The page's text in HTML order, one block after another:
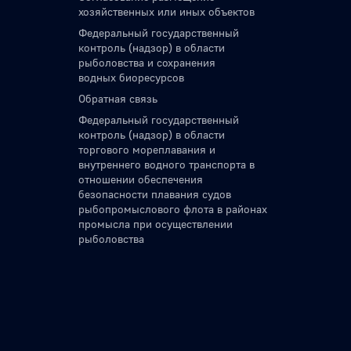
хозяйственных или иных объектов
Федеральный государственный
контроль (надзор) в области
рыболовства и сохранения
водных биоресурсов
Обратная связь
Федеральный государственный
контроль (надзор) в области
торгового мореплавания и
внутреннего водного транспорта в
отношении обеспечения
безопасности плавания судов
рыбопромыслового флота в районах
промысла при осуществлении
рыболовства